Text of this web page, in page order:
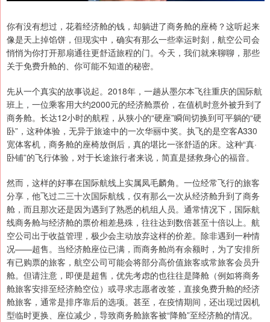
你有没有想过，花着经济舱的钱，却躺进了商务舱的座椅？这听起来
像是天上掉馅饼，但现实中，确实有那么一些幸运时刻，航空公司会
悄悄为你打开那扇通往更舒适旅程的门。今天，我们就来聊聊，那些
关于免费升舱的、你可能不知道的秘密。
先从一个真实的故事说起。2018年，一趟从墨尔本飞往重庆的国际航
班上，一位乘客用大约2000元的经济舱票价，在值机时意外被升到了
商务舱。长达12小时的航程，从狭小的“硬座”瞬间切换到可平躺的“硬
卧”，这种体验，无异于旅途中的一次华丽中奖。执飞的是空客A330
宽体客机，商务舱的座椅放倒后，真的堪比一张舒适的床。这种“真·
卧铺”的飞行体验，对于长途旅行者来说，简直是拯救身心的福音。
然而，这样的好事在国际航线上实属凤毛麟角。一位经常飞行的旅客
分享，他飞过二三十次国际航线，仅有那么一次从经济舱升到了商务
舱，而且那次还是因为遇到了熟悉的机组人员。通常情况下，国际航
线商务舱与经济舱的票价相差悬殊，往往达到数倍甚至十倍以上。航
空公司出于收益管理，极少会主动放弃这样的价差。除非遇到一种情
况——超售。当经济舱座位已满，而商务舱尚有余额时，为了安排所
有已购票的旅客，航空公司可能会将部分高价值旅客或常旅客会员升
舱。但请注意，即便是超售，优先考虑的也往往是降舱（例如将商务
舱旅客安排至经济舱空位）或寻求志愿者改签，直接免费升舱的经济
舱旅客，通常是排序靠后的选项。甚至，在疫情期间，还出现过因机
型临时更换、座位减少，导致商务舱旅客被“降舱”至经济舱的情况。